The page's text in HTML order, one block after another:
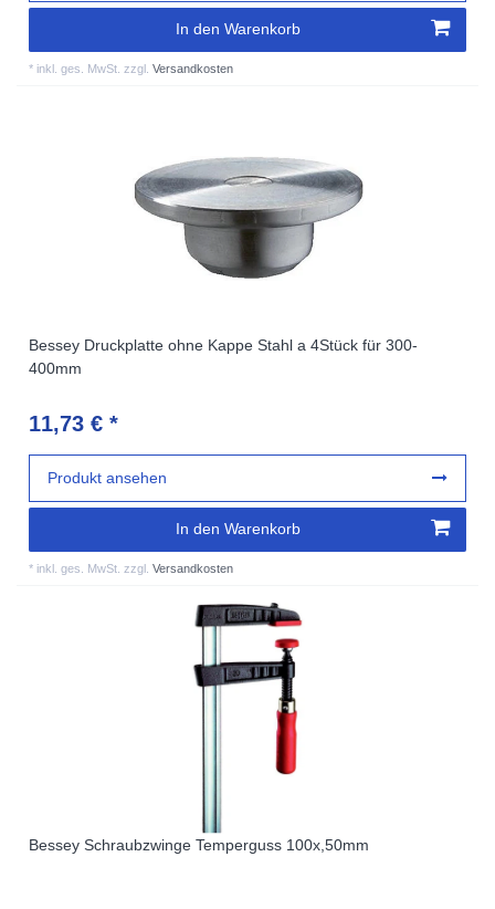
In den Warenkorb
* inkl. ges. MwSt. zzgl.Versandkosten
Bessey Druckplatte ohne Kappe Stahl a 4Stück für 300-
400mm
11,73 € *
In den Warenkorb
* inkl. ges. MwSt. zzgl.Versandkosten
Produkt ansehen
Bessey Schraubzwinge Temperguss 100x,50mm